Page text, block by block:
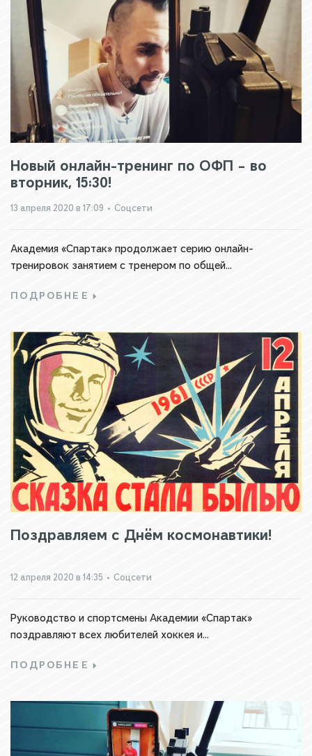
Новый онлайн-тренинг по ОФП – во
вторник, 15:30!
13 апреля 2020 в 17:09 • Соцсети
Академия «Спартак» продолжает серию онлайн-
тренировок занятием с тренером по общей...
ПОДРОБНЕЕ
Поздравляем с Днём космонавтики!
12 апреля 2020 в 14:35 • Соцсети
Руководство и спортсмены Академии «Спартак»
поздравляют всех любителей хоккея и...
ПОДРОБНЕЕ